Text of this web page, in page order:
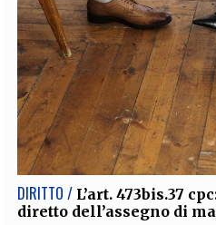
DIRITTO / L’art. 473bis.37
diretto dell’assegno di